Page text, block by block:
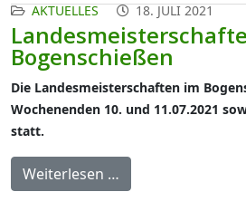
AKTUELLES 18. JULI 2021
Bogenschießen
Die Landesmeisterschaften im
Wochenenden 10. und 11.07.2021
statt.
Weiterlesen …